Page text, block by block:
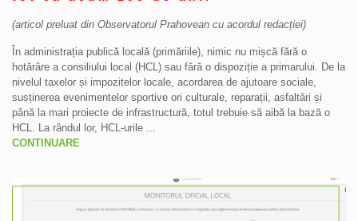
(articol preluat din Observatorul Prahovean cu acordul redacției)
În administrația publică locală (primăriile), nimic nu mișcă fără o
hotărâre a consiliului local (HCL) sau fără o dispoziție a primarului. De la
nivelul taxelor și impozitelor locale, acordarea de ajutoare sociale,
susținerea evenimentelor sportive ori culturale, reparații, asfaltări și
până la mari proiecte de infrastructură, totul trebuie să aibă la bază o
HCL. La rândul lor, HCL-urile ...
CONTINUARE